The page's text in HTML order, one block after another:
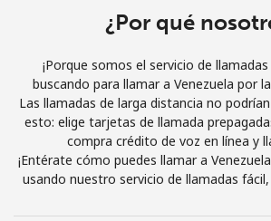
Iniciar Sesión
o
Continuar con
¿Por qué
¡Porque somos el servicio de
buscando para llamar a Venezuela por
Las llamadas de larga distancia no
esto: elige tarjetas de llamada
compra crédito de voz en línea y
¡Entérate cómo puedes llamar a
usando nuestro servicio de llamadas